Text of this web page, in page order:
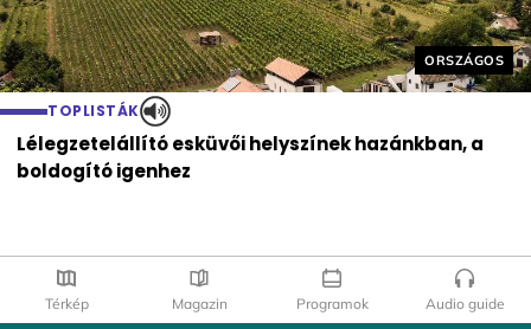
Helyszín
ORSZÁGOS
TOPLISTÁK
Lélegzetelállító esküvői helyszínek hazánkban, a
boldogító igenhez
Térkép Magazin Programok Audio guide